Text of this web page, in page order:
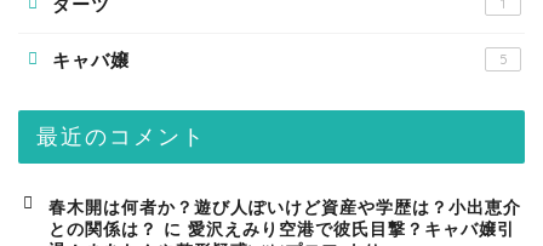
1
キャバ嬢 5
最近のコメント
春木開は何者か？遊び人ぽいけど資産や学歴は？小出恵介
との関係は？ に 愛沢えみり空港で彼氏目撃？キャバ嬢引